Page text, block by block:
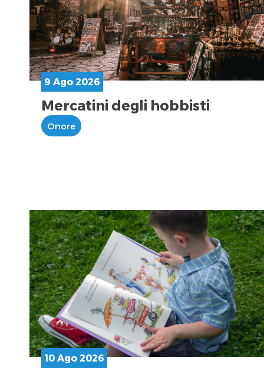
9 Ago 2026
Mercatini degli hobbisti
Onore
10 Ago 2026